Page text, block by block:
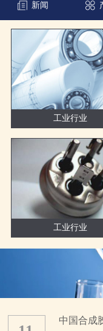
新闻
工业行业
工业行业
中国合成